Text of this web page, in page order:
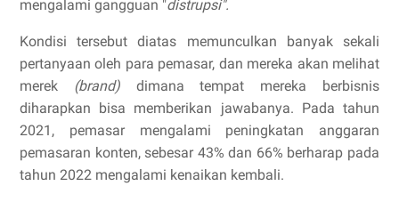
mengalami gangguan "distrupsi".
Kondisi tersebut diatas memunculkan banyak sekali
pertanyaan oleh para pemasar, dan mereka akan melihat
merek (brand)dimana tempat mereka berbisnis
diharapkan bisa memberikan jawabanya. Pada tahun
2021, pemasar mengalami peningkatan anggaran
pemasaran konten, sebesar 43% dan 66% berharap pada
tahun 2022 mengalami kenaikan kembali.